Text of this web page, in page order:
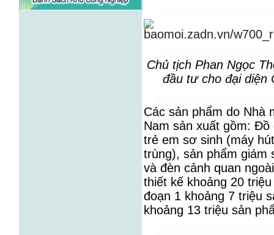
Chủ tịch Phan Ngọc
đầu tư cho đại diện
Các sản phẩm do Nhà
Nam sản xuất gồm:
trẻ em sơ sinh (máy
trùng), sản phẩm giám
và đèn cảnh quan
thiết kế khoảng 20
đoạn 1 khoảng 7 triệu
khoảng 13 triệu sản